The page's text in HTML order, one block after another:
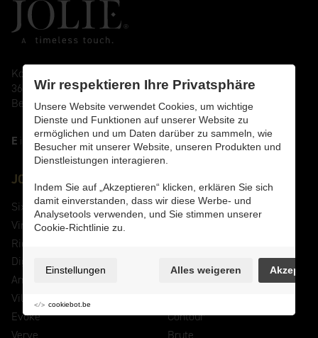
Kolisstraat 6
3670 Oudsbergen
Belgium
E info@joliehandles.com
JOLIE Kollektionen
Six Fois
Virge
Rieu
Dignity
Anvil
Ville
Evoke
Verve
Symm
Contour
Brute
Wir respektieren Ihre Privatsphäre
Unsere Website verwendet Cookies, um wichtige
Dienste und Funktionen auf unserer Website zu
ermöglichen und um Daten darüber zu sammeln, wie
Besucher mit unserer Website, unseren Produkten und
Dienstleistungen interagieren.
Indem Sie auf „Akzeptieren“ klicken, erklären Sie sich
damit einverstanden, dass wir diese Werbe- und
Analysetools verwenden, und Sie stimmen unserer
Cookie-Richtlinie zu.
Einstellungen Alles weigeren
cookiebot.be